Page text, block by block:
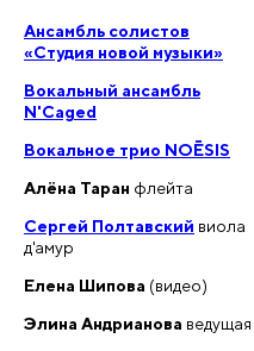
Ансамбль солистов
«Студия новой музыки»
Вокальный ансамбль
N'Caged
Вокальное трио NOĒSIS
Алёна Таран флейта
Сергей Полтавский виола
д'амур
Елена Шипова (видео)
Элина Андрианова ведущая